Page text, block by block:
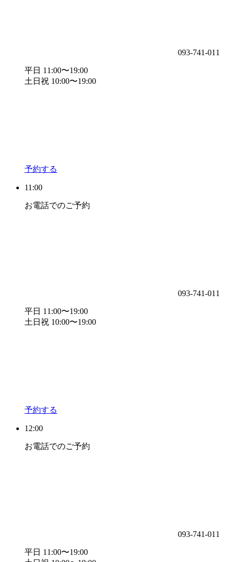
093-741-011
平日 11:00〜19:00
土日祝 10:00〜19:00
予約する
11:00
お電話でのご予約
093-741-011
平日 11:00〜19:00
土日祝 10:00〜19:00
予約する
12:00
お電話でのご予約
093-741-011
平日 11:00〜19:00